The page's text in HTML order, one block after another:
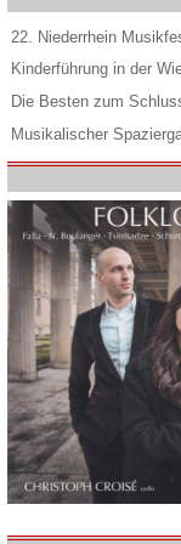
22. Niederrhein
Kinderführung in der
Die Besten zum
Musikalischer